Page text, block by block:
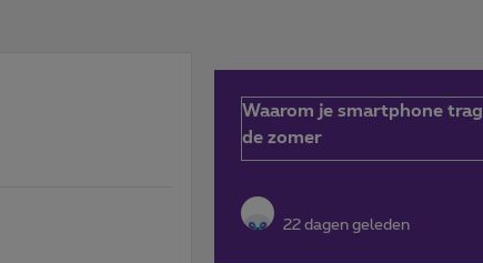
Waarom je smartphone
de zomer
22 dagen geleden